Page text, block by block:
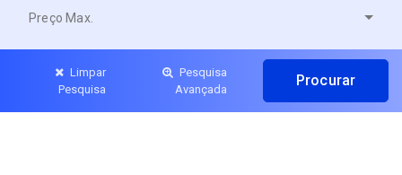
Preço Max.
Limpar
Pesquisa
Pesquisa
Avançada